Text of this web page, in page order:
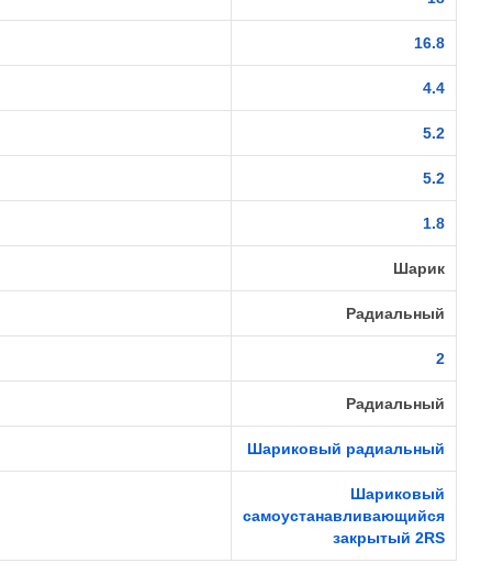
16.8
4.4
5.2
5.2
1.8
Шарик
Радиальный
2
Радиальный
Шариковый радиальный
Шариковый
самоустанавливающийся
закрытый 2RS